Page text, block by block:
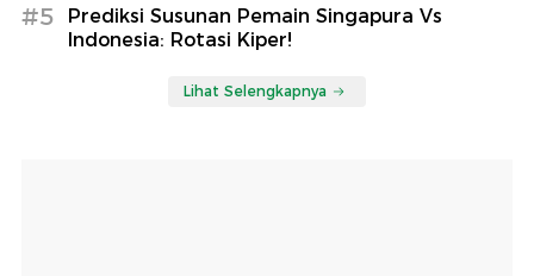
#5
Prediksi Susunan Pemain Singapura Vs
Indonesia: Rotasi Kiper!
Lihat Selengkapnya